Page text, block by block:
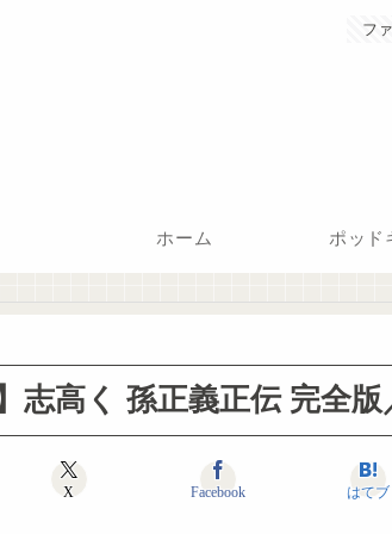
フ
ホーム ポッド
志高く 孫正義正伝 完全
X Facebook はてブ